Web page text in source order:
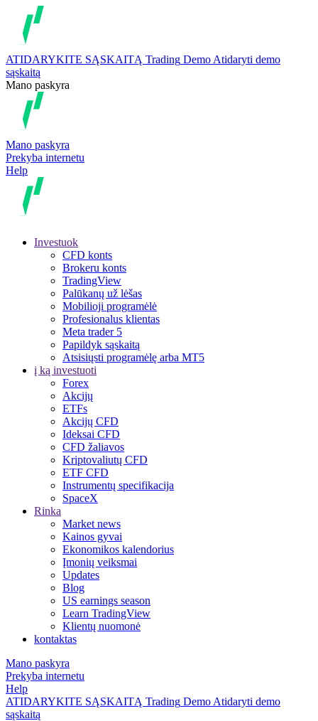
ATIDARYKITE SĄSKAITĄ Trading Demo Atidaryti demo
sąskaitą
Mano paskyra
Mano paskyra
Prekyba internetu
Help
Investuok
CFD konts
Brokeru konts
TradingView
Palūkanų už lėšas
Mobilioji programėlė
Profesionalus klientas
Meta trader 5
Papildyk sąskaitą
Atsisiųsti programėlę arba MT5
į ką investuoti
Forex
Akcijų
ETFs
Akcijų CFD
Ideksai CFD
CFD žaliavos
Kriptovaliutų CFD
ETF CFD
Instrumentų specifikacija
SpaceX
Rinka
Market news
Kainos gyvai
Ekonomikos kalendorius
Įmonių veiksmai
Updates
Blog
US earnings season
Learn TradingView
Klientų nuomonė
kontaktas
Mano paskyra
Prekyba internetu
Help
ATIDARYKITE SĄSKAITĄ Trading Demo Atidaryti demo
sąskaitą